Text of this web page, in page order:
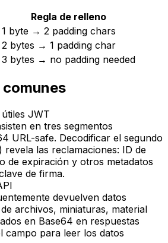
Regla de relleno
1 byte → 2 padding chars
2 bytes → 1 padding char
3 bytes → no padding needed
JWT
en tres segmentos
URL-safe. Decodificar el segundo
revela las reclamaciones: ID de
de expiración y otros metadatos
de firma.
devuelven datos
archivos, miniaturas, material
en Base64 en respuestas
campo para leer los datos